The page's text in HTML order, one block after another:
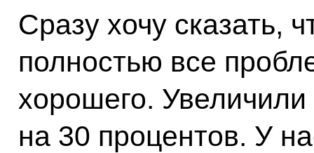
Сразу хочу сказать,
полностью все
хорошего.
на 30 процентов. У